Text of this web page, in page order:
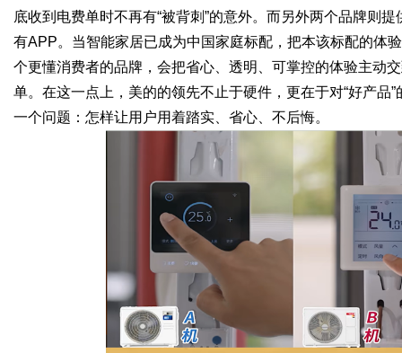
底收到电费单时不再有“被背刺”的意外。而另外两个品牌则
有APP。当智能家居已成为中国家庭标配，把本该标配的体
个更懂消费者的品牌，会把省心、透明、可掌控的体验主动
单。在这一点上，美的的领先不止于硬件，更在于对“好产
一个问题：怎样让用户用着踏实、省心、不后悔。